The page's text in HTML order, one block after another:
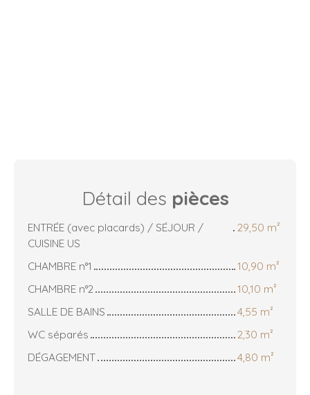
Détail des pièces
ENTRÉE (avec placards) / SÉJOUR /
CUISINE US
29,50 m²
CHAMBRE n°1
10,90 m²
CHAMBRE n°2
10,10 m²
SALLE DE BAINS
4,55 m²
WC séparés
2,30 m²
DÉGAGEMENT
4,80 m²